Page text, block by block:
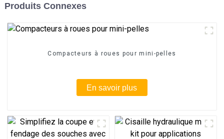
Produits Connexes
Compacteurs à roues pour mini-pelles
En savoir plus